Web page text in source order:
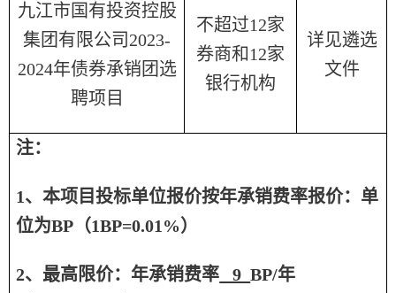
九江市国有投资控股
集团有限公司2023-
2024年债券承销团选
聘项目
不超过12家
券商和12家
银行机构
详见遴选
文件
注：
1、本项目投标单位报价按年承销费率报价：单
位为BP（1BP=0.01%）
2、最高限价：年承销费率 9BP/年